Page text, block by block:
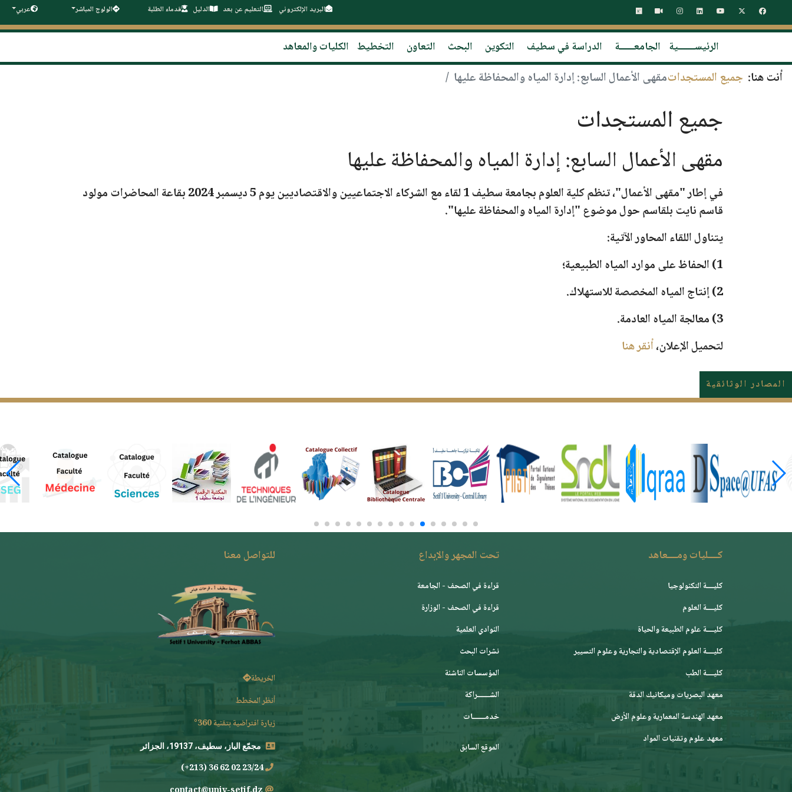
البريد الإلكتروني التعليم عن بعد الدليل قدماء الطلبة الولوج المباشر عربي
الرئيســـــــية الجامعــــــة الدراسة في سطيف التكوين البحث التعاون التخطيط الكليات والمعاهد
أنت هنا: جميع المستجداتمقهى الأعمال السابع: إدارة المياه والمحفاظة عليها
جميع المستجدات
مقهى الأعمال السابع: إدارة المياه والمحفاظة عليها
في إطار"مقهى الأعمال"، تنظم كلية العلوم بجامعة سطيف 1 لقاء مع الشركاء الاجتماعيين والاقتصاديين يوم5 ديسمبر 2024
بقاعة المحاضرات مولود
قاسم نايت بلقاسم حول موضوع"إدارة المياه والمحفاظة عليها".
يتناول اللقاء المحاور الآتية:
1) الحفاظ على موارد المياه الطبيعية؛
2) إنتاج المياه المخصصة للاستهلاك.
3) معالجة المياه العادمة.
لتحميل الإعلان،أنقر هنا
المصادر الوثائقية
كــــليات ومــــعاهد
كليــــة التكنولوجيا
كليــــة العلوم
كليــــة علوم الطبيعة والحياة
كليــــة العلوم الإقتصادية والتجارية وعلوم التسيير
كليــــة الطب
معهد البصريات وميكانيك الدقة
معهد الهندسة المعمارية وعلوم الأرض
معهد علوم وتقنيات المواد
تحت المجهر والإبداع
قراءة في الصحف - الجامعة
قراءة في الصحف - الوزارة
النوادي العلمية
نشرات البحث
المؤسسات الناشئة
الشـــــــراكة
خدمـــــــات
الموقع السابق
للتواصل معنا
الخريطة
أنظر المخطط
زيارة افتراضية بتقنية 360°
مجمّع الباز، سطيف، 19137، الجزائر
23/24 02 62 36 (213+)